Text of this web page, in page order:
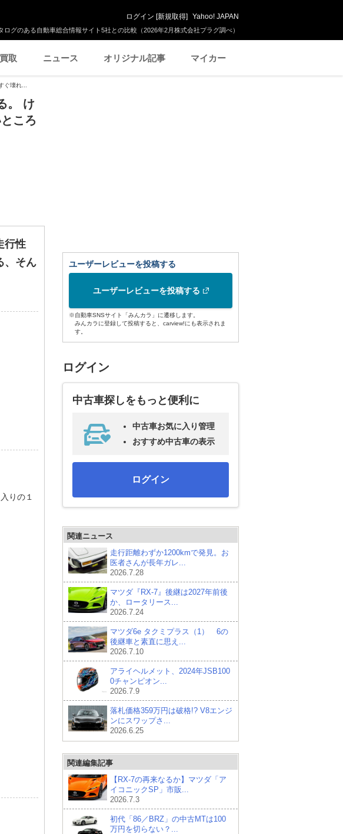
ログのある自動車総合情報サイト5社との比較（2026年2月株式会社プラグ調べ）
ログイン [新規取得] Yahoo! JAPAN
取 ニュース オリジナル記事 マイカー
ぐ壊れ...
。 け
ころ
行性
、そん
りの１
ユーザーレビューを投稿する
ユーザーレビューを投稿する
※自動車SNSサイト「みんカラ」に遷移します。
みんカラに登録して投稿すると、carview!にも表示されま
す。
ログイン
中古車探しをもっと便利に
中古車お気に入り管理
おすすめ中古車の表示
ログイン
関連ニュース
走行距離わずか1200kmで発見。お
医者さんが長年ガレ...
2026.7.28
マツダ『RX-7』後継は2027年前後
か、ロータリース...
2026.7.24
マツダ6e タクミプラス（1） 6の
後継車と素直に思え...
2026.7.10
アライヘルメット、2024年JSB100
0チャンピオン...
2026.7.9
落札価格359万円は破格!? V8エンジ
ンにスワップさ...
2026.6.25
関連編集記事
【RX-7の再来なるか】マツダ「ア
イコニックSP」市販...
2026.7.3
初代「86／BRZ」の中古MTは100
万円を切らない？...